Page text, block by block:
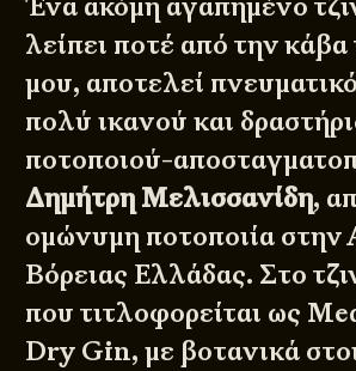
Ένα ακόμη αγαπημένο
λείπει ποτέ από την κάβα
μου, αποτελεί
πολύ ικανού και
ποτοποιού-
Δημήτρη Μελισσανίδη,
ομώνυμη ποτοποιία στην
Βόρειας Ελλάδας. Στο
που τιτλοφορείται ως
Dry Gin, με βοτανικά